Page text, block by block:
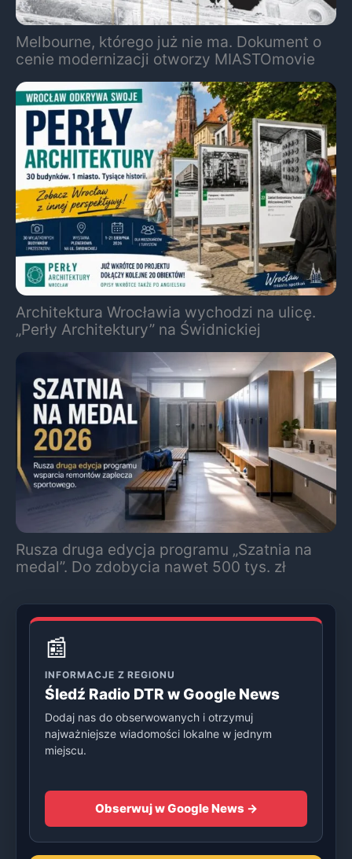
Melbourne, którego już nie ma. Dokument o
cenie modernizacji otworzy MIASTOmovie
Architektura Wrocławia wychodzi na ulicę.
„Perły Architektury” na Świdnickiej
Rusza druga edycja programu „Szatnia na
medal”. Do zdobycia nawet 500 tys. zł
📰
INFORMACJE Z REGIONU
Śledź Radio DTR w Google News
Dodaj nas do obserwowanych i otrzymuj
najważniejsze wiadomości lokalne w jednym
miejscu.
Obserwuj w Google News →